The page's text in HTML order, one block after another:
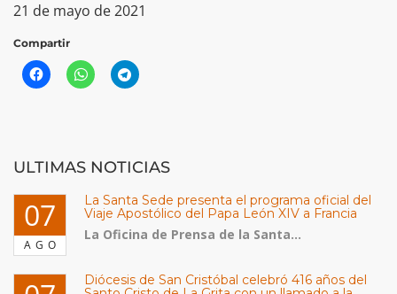
21 de mayo de 2021
Compartir
ULTIMAS NOTICIAS
07
AGO
La Santa Sede presenta el programa oficial del
Viaje Apostólico del Papa León XIV a Francia
La Oficina de Prensa de la Santa...
Diócesis de San Cristóbal celebró 416 años del